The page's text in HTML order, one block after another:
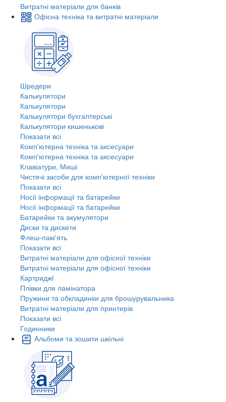
Витратні матеріали для банків
Офісна техніка та витратні матеріали
Шредери
Калькулятори
Калькулятори
Калькулятори бухгалтерські
Калькулятори кишенькові
Показати всі
Комп'ютерна техніка та аксесуари
Комп'ютерна техніка та аксесуари
Клавіатури, Миші
Чистячі засоби для комп'ютерної техніки
Показати всі
Носії інформації та батарейки
Носії інформації та батарейки
Батарейки та акумулятори
Диски та дискети
Флеш-пам'ять
Показати всі
Витратні матеріали для офісної техніки
Витратні матеріали для офісної техніки
Картриджi
Плівки для ламінатора
Пружини та обкладинки для брошурувальника
Витратні матеріали для принтерів
Показати всі
Годинники
Альбоми та зошити шкільні